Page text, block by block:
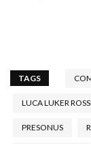
TAGS
LUCA LUKER ROSSI
PRESONUS